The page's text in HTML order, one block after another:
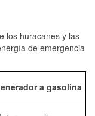
los huracanes y las
de emergencia
a gasolina